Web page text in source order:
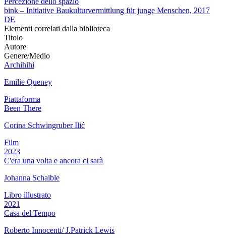
bink – Initiative Baukulturvermittlung für junge Menschen, 2017
DE
Elementi correlati dalla biblioteca
Titolo
Autore
Genere/Medio
Archihihi
Emilie Queney
Piattaforma
Been There
Corina Schwingruber Ilić
Film
2023
C'era una volta e ancora ci sarà
Johanna Schaible
Libro illustrato
2021
Casa del Tempo
Roberto Innocenti/ J.Patrick Lewis